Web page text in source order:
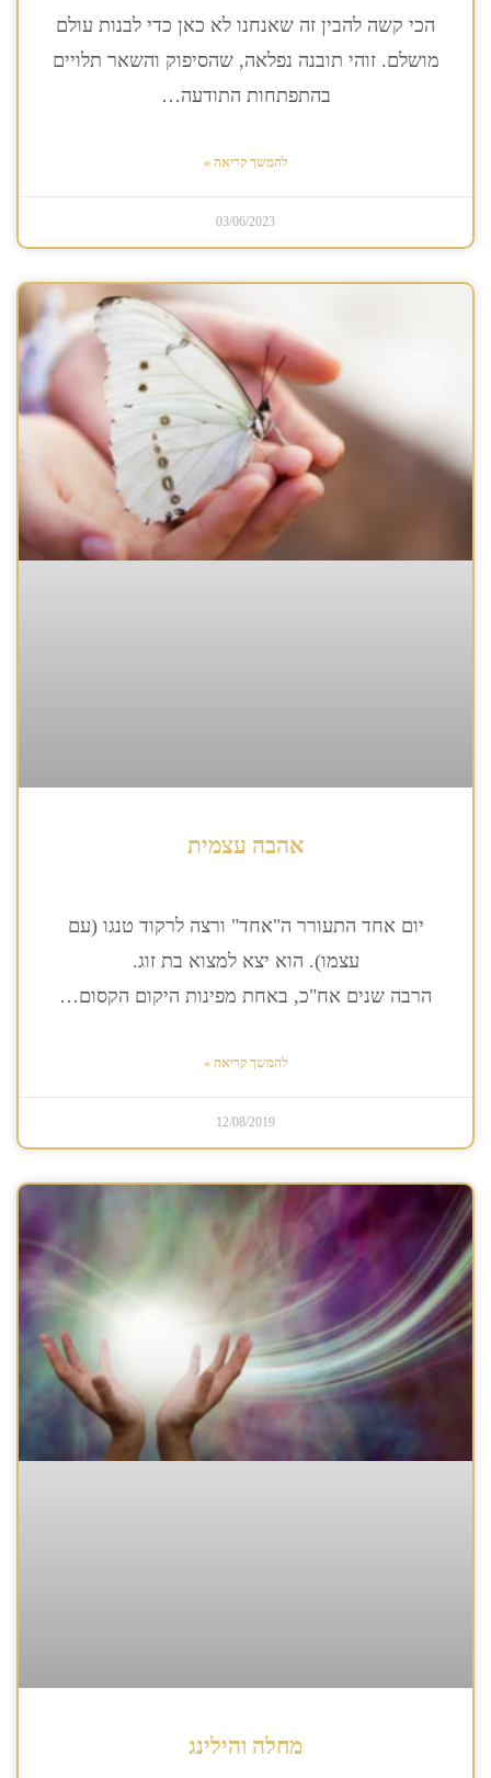
הכי קשה להבין זה שאנחנו לא כאן כדי לבנות עולם
מושלם. זוהי תובנה נפלאה, שהסיפוק והשאר תלויים
בהתפתחות התודעה…
להמשך קריאה »
03/06/2023
אהבה עצמית
יום אחד התעורר ה"אחד" ורצה לרקוד טנגו (עם
עצמו). הוא יצא למצוא בת זוג.
הרבה שנים אח"כ, באחת מפינות היקום הקסום…
להמשך קריאה »
12/08/2019
מחלה והילינג